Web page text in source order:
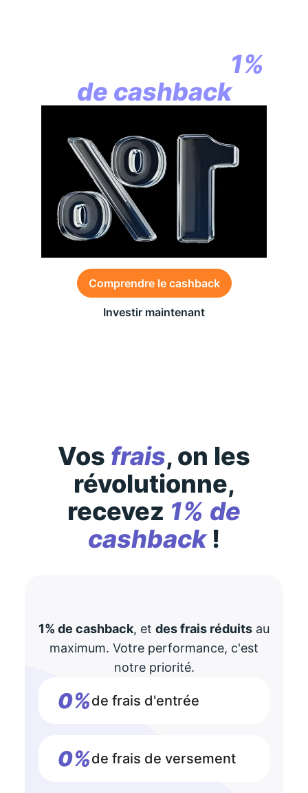
1%
de cashback
Comprendre le cashback
Investir maintenant
Vos frais, on les
révolutionne,
recevez 1% de
cashback!
1% de cashback, et des frais réduits au
maximum. Votre performance, c'est
notre priorité.
0%de frais d'entrée
0%de frais de versement